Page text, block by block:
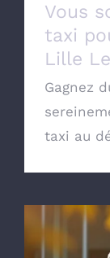
Vous
taxi
Lille
Gagnez
taxi au